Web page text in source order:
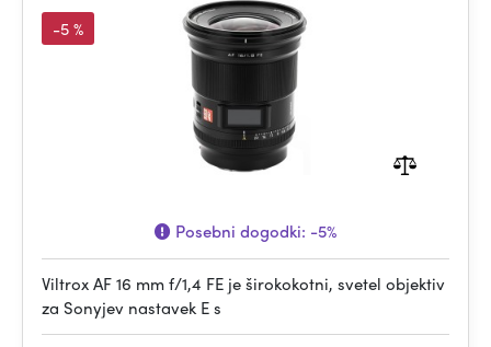
-5 %
Posebni dogodki: -5%
Viltrox AF 16 mm f/1,4 FE je širokokotni, svetel objektiv
za Sonyjev nastavek E s